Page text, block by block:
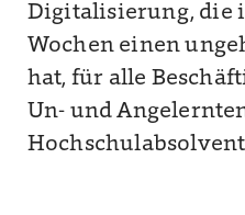
Digitalisierung, die
Wochen einen
hat, für alle
Un- und